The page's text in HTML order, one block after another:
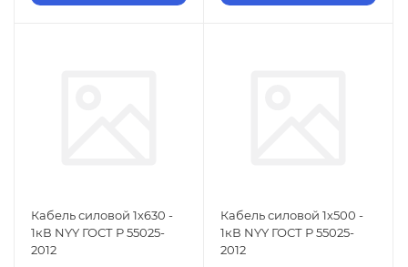
Кабель силовой 1х630 -
1кВ NYY ГОСТ Р 55025-
2012
Кабель силовой 1х500 -
1кВ NYY ГОСТ Р 55025-
2012